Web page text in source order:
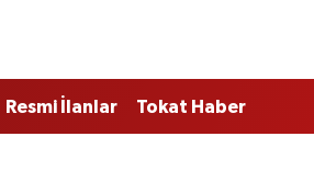
Resmi İlanlar Tokat Haber